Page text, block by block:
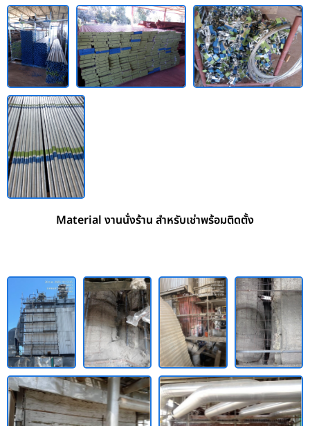
Material งานนั่งร้าน สำหรับเช่าพร้อมติดตั้ง